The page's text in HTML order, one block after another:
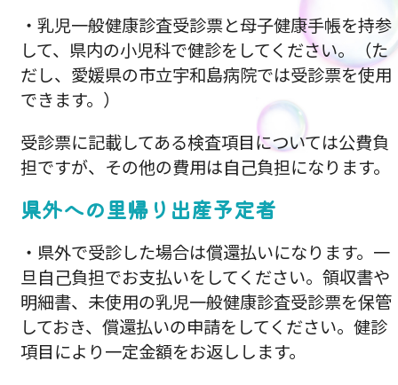
・乳児一般健康診査受診票と母子健康手帳を持参
して、県内の小児科で健診をしてください。（た
だし、愛媛県の市立宇和島病院では受診票を使用
できます。）
受診票に記載してある検査項目については公費負
担ですが、その他の費用は自己負担になります。
県外への里帰り出産予定者
・県外で受診した場合は償還払いになります。一
旦自己負担でお支払いをしてください。領収書や
明細書、未使用の乳児一般健康診査受診票を保管
しておき、償還払いの申請をしてください。健診
項目により一定金額をお返しします。